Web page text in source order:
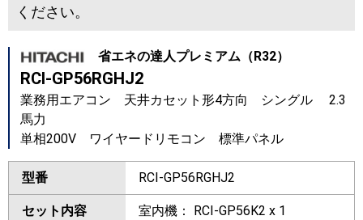
ください。
省エネの達人プレミアム（R32）
RCI-GP56RGHJ2
業務用エアコン 天井カセット形4方向 シングル 2.3
馬力
単相200V ワイヤードリモコン 標準パネル
型番 RCI-GP56RGHJ2
セット内容
室内機： RCI-GP56K2 x 1